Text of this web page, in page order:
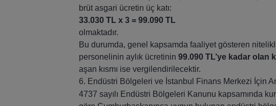
brüt asgari ücretin üç katı:
33.030 TL x 3 = 99.090 TL
olmaktadır.
Bu durumda, genel kapsamda faaliyet gösteren
personelinin aylık ücretinin 99.090 TL’ye kadar olan
aşan kısmı ise vergilendirilecektir.
6. Endüstri Bölgeleri ve İstanbul Finans Merkezi İçin
4737 sayılı Endüstri Bölgeleri Kanunu kapsamında